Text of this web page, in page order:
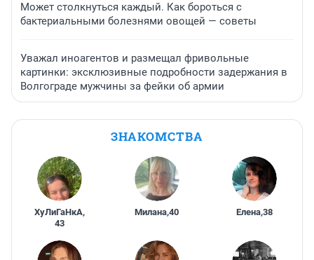
Может столкнуться каждый. Как бороться с
бактериальными болезнями овощей — советы
Уважал иноагентов и размещал фривольные
картинки: эксклюзивные подробности задержания в
Волгограде мужчины за фейки об армии
ЗНАКОМСТВА
ХуЛиГаНкА,
43
Милана,40 Елена,38